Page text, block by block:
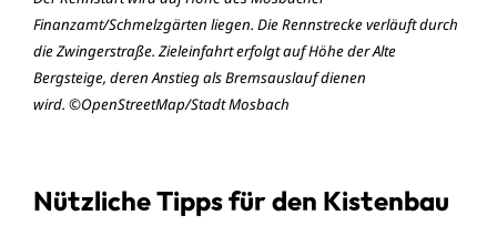
Finanzamt/Schmelzgärten liegen. Die Rennstrecke verläuft durch
die Zwingerstraße. Zieleinfahrt erfolgt auf Höhe der Alte
Bergsteige, deren Anstieg als Bremsauslauf dienen
wird. ©OpenStreetMap/Stadt Mosbach
Nützliche Tipps für den Kistenbau